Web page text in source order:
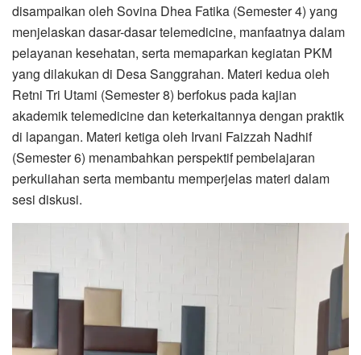
disampaikan oleh Sovina Dhea Fatika (Semester 4) yang
menjelaskan dasar-dasar telemedicine, manfaatnya dalam
pelayanan kesehatan, serta memaparkan kegiatan PKM
yang dilakukan di Desa Sanggrahan. Materi kedua oleh
Retni Tri Utami (Semester 8) berfokus pada kajian
akademik telemedicine dan keterkaitannya dengan praktik
di lapangan. Materi ketiga oleh Irvani Faizzah Nadhif
(Semester 6) menambahkan perspektif pembelajaran
perkuliahan serta membantu memperjelas materi dalam
sesi diskusi.